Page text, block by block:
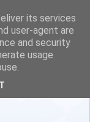
en inglés
its services
user-agent are
and security
usage